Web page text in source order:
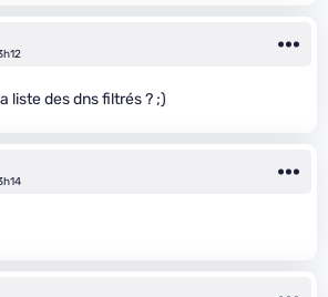
liste des dns filtrés ? ;)